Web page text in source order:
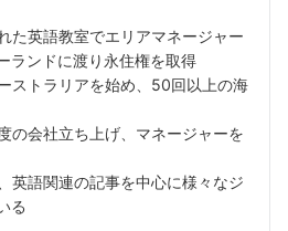
た英語教室でエリアマネージャー
ランドに渡り永住権を取得
ストラリアを始め、50回以上の海
の会社立ち上げ、マネージャーを
英語関連の記事を中心に様々なジ
る